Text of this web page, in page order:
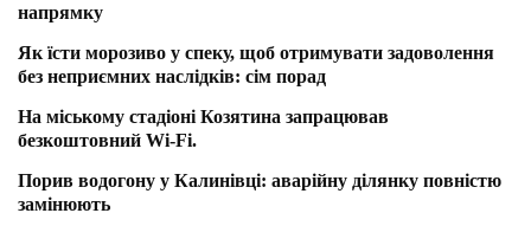
напрямку
Як їсти морозиво у спеку, щоб отримувати задоволення
без неприємних наслідків: сім порад
На міському стадіоні Козятина запрацював
безкоштовний Wi-Fi.
Порив водогону у Калинівці: аварійну ділянку повністю
замінюють